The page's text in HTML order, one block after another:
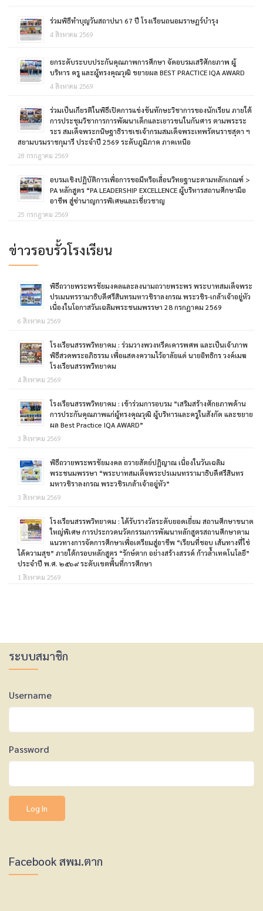
ร่วมพิธีทำบุญวันสถาปนา 67 ปี โรงเรียนถนอมราษฎร์บำรุง
4 สิงหาคม 2569
ยกระดับระบบประกันคุณภาพการศึกษา จัดอบรมเสริศักยภาพ ผู้
บริหาร ครู และผู้ทรงคุณวุฒิ ขยายผล BEST PRACTICE IQA AWARD
4 สิงหาคม 2569
ร่วมเป็นเกียรติในพิธีเปิดการแข่งขันทักษะวิชาการของนักเรียน ภายใต้
การประชุมวิชาการการพัฒนาเด็กและเยาวขนในกันศาร ตามพระระ
ระร สมเด็จพระกนิษฐาธิราชเชเจ้ากรมสมเด็จพระเทพรัตนราชสุดา ฯ
สยามบรมราชกุมารี ประจำปี 2569 ระดับภูมิภาค ภาคเหนือ
28 กรกฎาคม 2569
อบรมเชิงปฏิบัติการเพื่อการขอมีหรือเลื่อนวิทยฐานะตามหลักเกณฑ์ >
PA หลักสูตร “PA LEADERSHIP EXCELLENCE ผู้บริหารสถานศึกษามือ
อาชีพ สู่ซ่านาญการพิเศษและเชี่ยวชาญ
25 กรกฎาคม 2569
ข่าวรอบรั้วโรงเรียน
พิธีถวายพระพรชัยมงคลและลงนามถวายพระพร พระบาทสมเด็จพระ
ปรเมนทรรามาธิบดีศรีสินทรมหาวชิราลงกรณ พระวชิร-เกล้าเจ้าอยู่หัว
เนื่องในโอกาสวันเฉลิมพระชนมพรรษา 28 กรกฎาคม 2569
6 สิงหาคม 2569
โรงเรียนสรรพวิทยาคม : ร่วมวางพวงหรีดเคารพศพ และเป็นเจ้าภาพ
พิธีสวดพระอภิธรรม เพื่อแสดงความไว้อาลัยแด่ นายอิทธิกร วงค์เมฆ
โรงเรียนสรรพวิทยาคม
4 สิงหาคม 2569
โรงเรียนสรรพวิทยาคม : เข้าร่วมการอบรม “เสริมสร้างศักยภาพด้าน
การประกันคุณภาพแก่ผู้ทรงคุณวุฒิ ผู้บริหารและครูในสังกัด และขยาย
ผล Best Practice IQA AWARD”
3 สิงหาคม 2569
พิธีถวายพระพรชัยมงคล ถวายสัตย์ปฏิญาณ เนื่องในวันเฉลิม
พระชนมพรรษา “พระบาทสมเด็จพระปรเมนทรรามาธิบดีศรีสินทร
มหาวชิราลงกรณ พระวชิรเกล้าเจ้าอยู่หัว”
3 สิงหาคม 2569
โรงเรียนสรรพวิทยาคม : ได้รับรางวัลระดับยอดเยี่ยม สถานศึกษาขนาด
ใหญ่พิเศษ การประกวดนวัตกรรมการพัฒนาหลักสูตรสถานศึกษาตาม
แนวทางการจัดการศึกษาเพื่อเตรียมสู่อาชีพ “เรียนที่ชอบ เส้นทางที่ใช่
ได้ความสุข” ภายใต้กรอบหลักสูตร “รักษ์ตาก อย่างสร้างสรรค์ ก้าวล้ำเทคโนโลยี”
ประจำปี พ.ศ. ๒๕๖๙ ระดับเขตพื้นที่การศึกษา
1 สิงหาคม 2569
ระบบสมาชิก
Username
Password
Facebook สพม.ตาก